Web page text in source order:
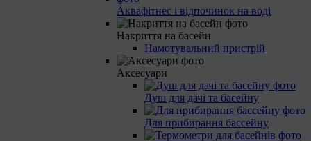
Аквафітнес і відпочинок на воді
Накриття на басейн
Намотувальний пристрій
Аксесуари
Душ для дачі та басейну
Для прибирання бассейну